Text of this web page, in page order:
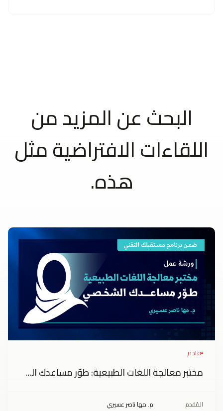
البحث عن المزيد من
اللقاءات الافتراضية مثل
هذه.
قادم
مختبر معالجة اللغات الطبيعية: طوّر مساعدك الشخصي
المُقدم م. مها ناصر عسيري